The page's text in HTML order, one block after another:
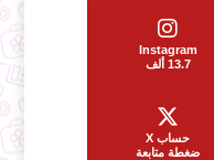
Instagram
13.7 ألف
حساب X
ضغطة متابعة